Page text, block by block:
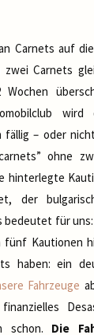
Carnets auf
zwei Carnets
fällig – oder
ohne
hinterlegte
der
bedeutet für
fünf Kautionen
haben: ein
Fahrzeuge
schon. Die